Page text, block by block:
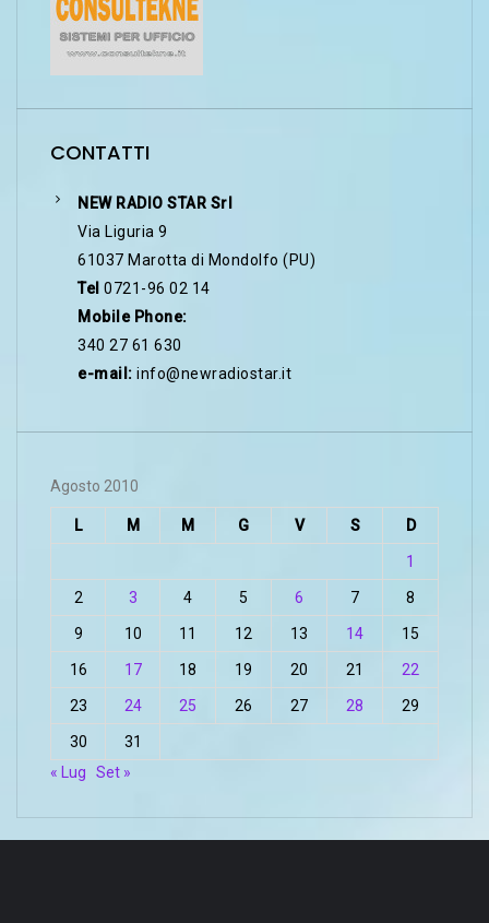
CONTATTI
NEW RADIO STAR Srl
Via Liguria 9
61037 Marotta di Mondolfo (PU)
Tel 0721-96 02 14
Mobile Phone:
340 27 61 630
e-mail: info@newradiostar.it
Agosto 2010
L M M G V S D
1
2 3 4 5 6 7 8
9 10 11 12 13 14 15
16 17 18 19 20 21 22
23 24 25 26 27 28 29
30
31
« Lug
Set »